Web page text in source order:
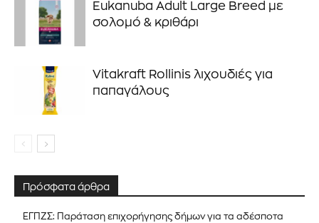
Eukanuba Adult Large Breed με
σολομό & κριθάρι
Vitakraft Rollinis λιχουδιές για
παπαγάλους
Πρόσφατα άρθρα
ΕΓΠΖΣ: Παράταση επιχορήγησης δήμων για τα αδέσποτα